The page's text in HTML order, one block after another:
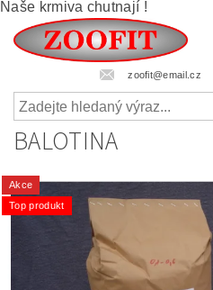
Naše krmiva chutnají !
zoofit@email.cz
BALOTINA
Akce
Top produkt